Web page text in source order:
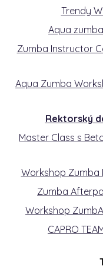
Trendy
Aqua
Zumba Instructor
Aqua Zumba
Rektorský
Master Class s
Workshop Zumba
Zumba
Workshop
CAPRO